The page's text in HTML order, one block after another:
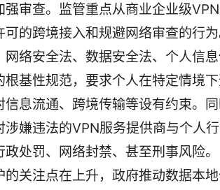
强审查。监管重点从商业企业级
的跨境接入和规避网络审查的行为
网络安全法、数据安全法、个人信
基性规范，要求个人在特定情境下
息流通、跨境传输等设有约束。同
嫌违法的VPN服务提供商与个人行
处罚、网络封禁、甚至刑事风险。
的关注点在上升，政府推动数据本